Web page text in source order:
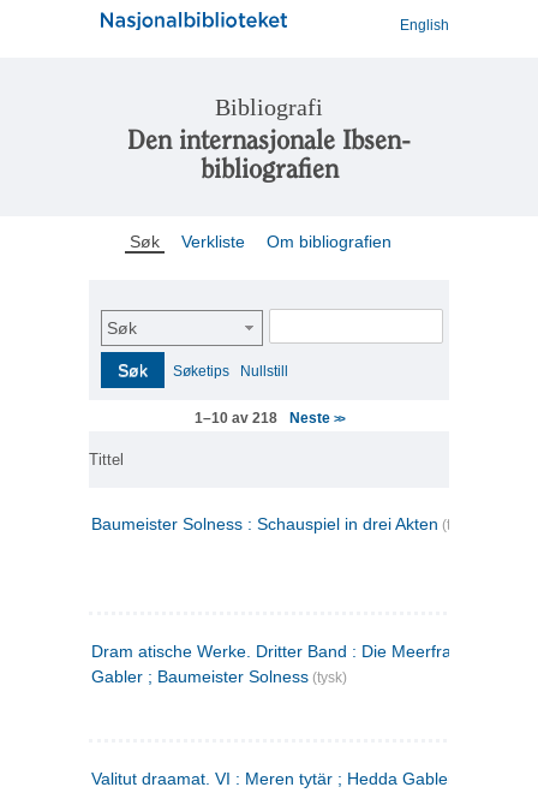
English
Bibliografi
Den internasjonale Ibsen-
bibliografien
Søk Verkliste Om bibliografien
Søk
Søk Søketips Nullstill
1–10 av 218 Neste >>
Tittel
Baumeister Solness : Schauspiel in drei Akten (tysk)
Dram atische Werke. Dritter Band : Die Meerfrau ; Hedda
Gabler ; Baumeister Solness (tysk)
Valitut draamat. VI : Meren tytär ; Hedda Gabler ;